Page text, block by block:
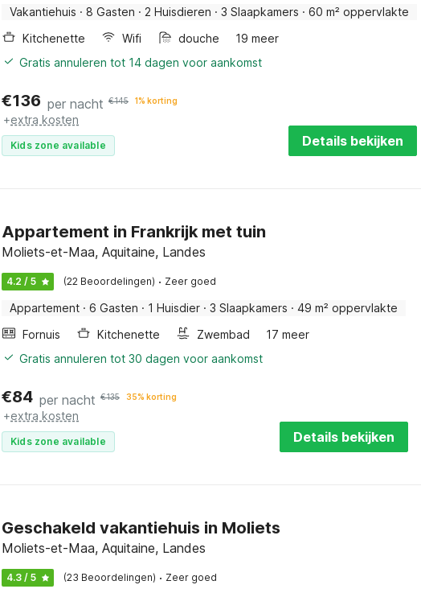
Vakantiehuis · 8 Gasten · 2 Huisdieren · 3 Slaapkamers · 60 m² oppervlakte
Kitchenette
Wifi douche
19 meer
Gratis annuleren tot 14 dagen voor aankomst
€136 per nacht €145 1% korting
+extra kosten
Kids zone available Details bekijken
Appartement in Frankrijk met tuin
Moliets-et-Maa, Aquitaine, Landes
4.2 / 5 (22 Beoordelingen) · Zeer goed
Appartement · 6 Gasten · 1 Huisdier · 3 Slaapkamers · 49 m² oppervlakte
Fornuis
Kitchenette Zwembad
17 meer
Gratis annuleren tot 30 dagen voor aankomst
€84 per nacht €135 35% korting
+extra kosten
Kids zone available Details bekijken
Geschakeld vakantiehuis in Moliets
Moliets-et-Maa, Aquitaine, Landes
4.3 / 5 (23 Beoordelingen) · Zeer goed